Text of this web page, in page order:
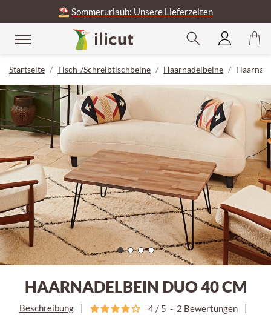
⛱️ Sommerurlaub: Unsere Lieferzeiten
Startseite Tisch-/Schreibtischbeine Haarnadelbeine
HAARNADELBEIN DUO 40 CM
Beschreibung 4/ 5 - 2 Bewertungen